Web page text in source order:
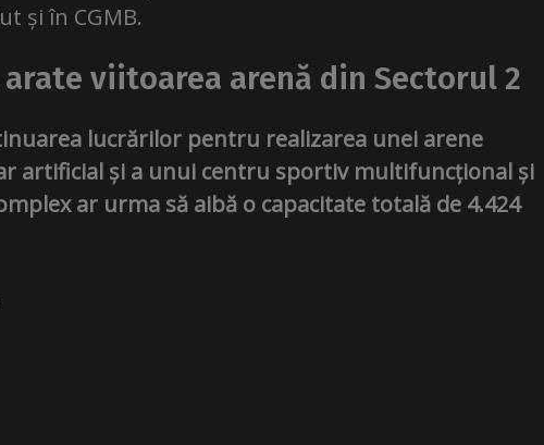
și în CGMB.
viitoarea arenă din Sectorul 2
lucrărilor pentru realizarea unei arene
artificial și a unui centru sportiv multifuncțional și
ar urma să aibă o capacitate totală de 4.424